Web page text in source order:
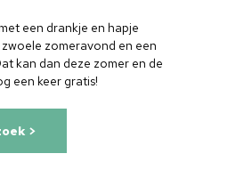
een drankje en hapje
zomeravond en een
kan dan deze zomer en de
een keer gratis!
>